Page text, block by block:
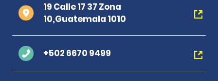
19 Calle 17 37 Zona
10,Guatemala 1010
+502 6670 9499